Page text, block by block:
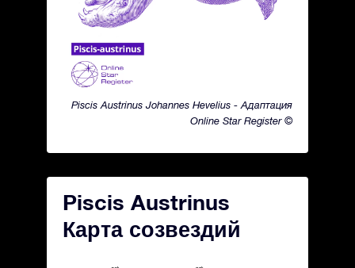
Piscis Austrinus Johannes Hevelius - Адаптация
Online Star Register ©
Piscis Austrinus
Карта созвездий